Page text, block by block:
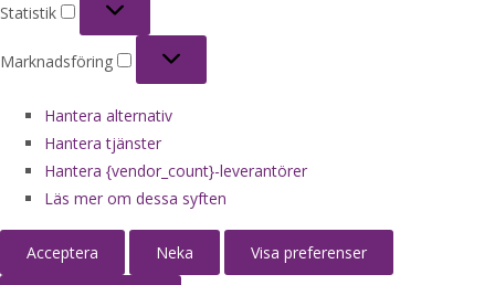
Statistik
Marknadsföring
Hantera alternativ
Hantera tjänster
Hantera {vendor_count}-leverantörer
Läs mer om dessa syften
Acceptera Neka Visa preferenser